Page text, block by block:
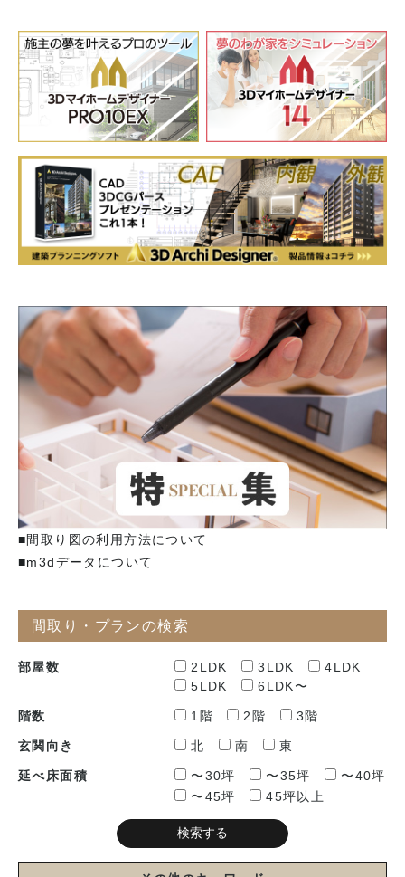
■間取り図の利用方法について
■m3dデータについて
間取り・プランの検索
部屋数 2LDK 3LDK
4LDK
5LDK
6LDK〜
階数 1階 2階 3階
玄関向き 北 南 東
延べ床面積 〜30坪 〜35坪
〜40坪
〜45坪
45坪以上